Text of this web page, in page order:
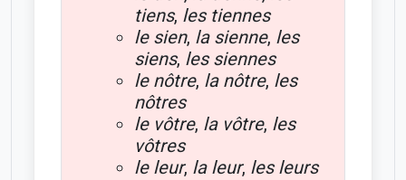
tiens, les tiennes
le sien, la sienne, les
siens, les siennes
le nôtre, la nôtre, les
nôtres
le vôtre, la vôtre, les
vôtres
le leur, la leur, les leurs